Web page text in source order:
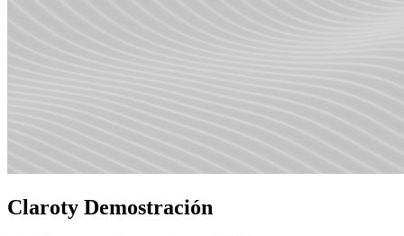
Claroty Demostración